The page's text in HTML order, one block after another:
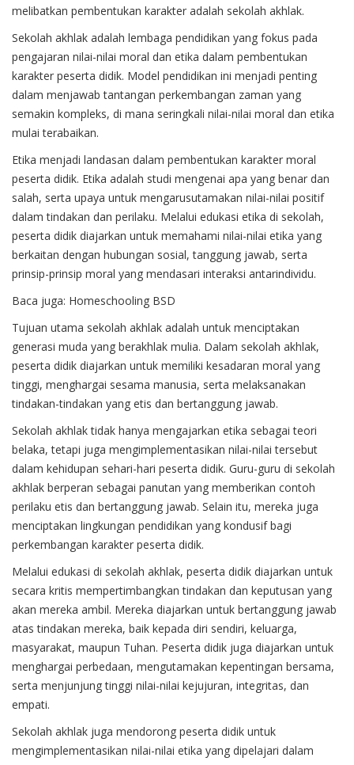
melibatkan pembentukan karakter adalah sekolah akhlak.
Sekolah akhlak adalah lembaga pendidikan yang fokus pada
pengajaran nilai-nilai moral dan etika dalam pembentukan
karakter peserta didik. Model pendidikan ini menjadi penting
dalam menjawab tantangan perkembangan zaman yang
semakin kompleks, di mana seringkali nilai-nilai moral dan etika
mulai terabaikan.
Etika menjadi landasan dalam pembentukan karakter moral
peserta didik. Etika adalah studi mengenai apa yang benar dan
salah, serta upaya untuk mengarusutamakan nilai-nilai positif
dalam tindakan dan perilaku. Melalui edukasi etika di sekolah,
peserta didik diajarkan untuk memahami nilai-nilai etika yang
berkaitan dengan hubungan sosial, tanggung jawab, serta
prinsip-prinsip moral yang mendasari interaksi antarindividu.
Baca juga: Homeschooling BSD
Tujuan utama sekolah akhlak adalah untuk menciptakan
generasi muda yang berakhlak mulia. Dalam sekolah akhlak,
peserta didik diajarkan untuk memiliki kesadaran moral yang
tinggi, menghargai sesama manusia, serta melaksanakan
tindakan-tindakan yang etis dan bertanggung jawab.
Sekolah akhlak tidak hanya mengajarkan etika sebagai teori
belaka, tetapi juga mengimplementasikan nilai-nilai tersebut
dalam kehidupan sehari-hari peserta didik. Guru-guru di sekolah
akhlak berperan sebagai panutan yang memberikan contoh
perilaku etis dan bertanggung jawab. Selain itu, mereka juga
menciptakan lingkungan pendidikan yang kondusif bagi
perkembangan karakter peserta didik.
Melalui edukasi di sekolah akhlak, peserta didik diajarkan untuk
secara kritis mempertimbangkan tindakan dan keputusan yang
akan mereka ambil. Mereka diajarkan untuk bertanggung jawab
atas tindakan mereka, baik kepada diri sendiri, keluarga,
masyarakat, maupun Tuhan. Peserta didik juga diajarkan untuk
menghargai perbedaan, mengutamakan kepentingan bersama,
serta menjunjung tinggi nilai-nilai kejujuran, integritas, dan
empati.
Sekolah akhlak juga mendorong peserta didik untuk
mengimplementasikan nilai-nilai etika yang dipelajari dalam